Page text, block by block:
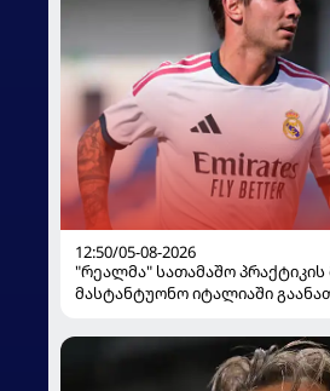
12:50/05-08-2026
"რეალმა" სათამაშო პრაქტიკის
მასტანტუონო იტალიაში